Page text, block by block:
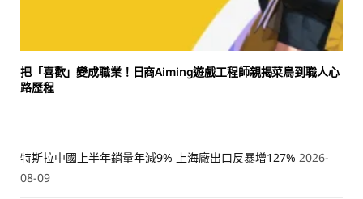
把「喜歡」變成職業！日商Aiming遊戲工程師親揭菜鳥到職人心
路歷程
特斯拉中國上半年銷量年減9% 上海廠出口反暴增127% 2026-
08-09